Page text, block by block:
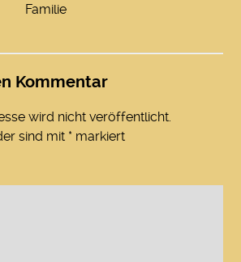
Familie
Kommentar
wird nicht veröffentlicht.
sind mit * markiert